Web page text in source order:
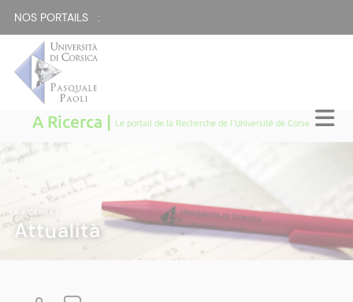
NOS PORTAILS :
A Ricerca | Le portail de la Recherche de l'Université de Corse
A RICERCA
Attualità